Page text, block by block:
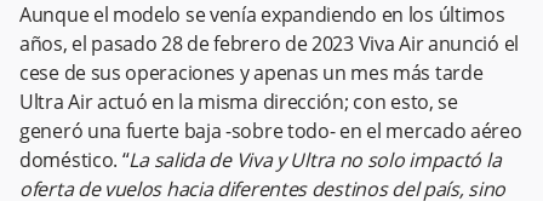
Aunque el modelo se venía expandiendo en los últimos
años, el pasado 28 de febrero de 2023 Viva Air anunció el
cese de sus operaciones y apenas un mes más tarde
Ultra Air actuó en la misma dirección; con esto, se
generó una fuerte baja -sobre todo- en el mercado aéreo
doméstico. “La salida de Viva y Ultra no solo impactó la
oferta de vuelos hacia diferentes destinos del país, sino